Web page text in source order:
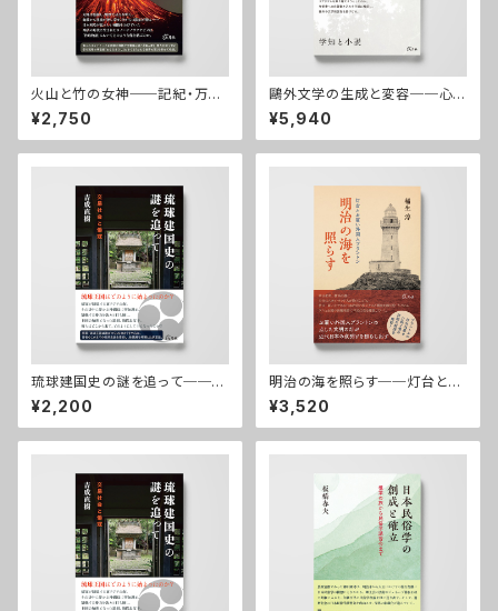
火山と竹の女神──記紀・万
葉・おもろ
¥2,750
鷗外文学の生成と変容──心
理学的近代の脱構築
¥5,940
琉球建国史の謎を追って──交
易社会と倭寇
¥2,200
明治の海を照らす──灯台とお
雇い外国人ブラントン
¥3,520